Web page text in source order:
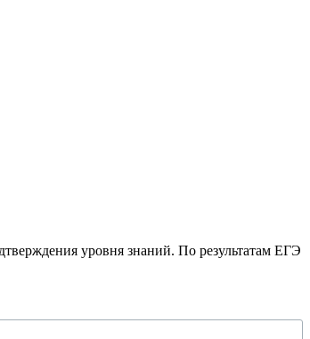
уровня знаний. По результатам ЕГЭ